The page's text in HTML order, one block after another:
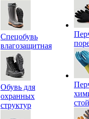
Спецобувь
влагозащитная
Обувь для
охранных
структур